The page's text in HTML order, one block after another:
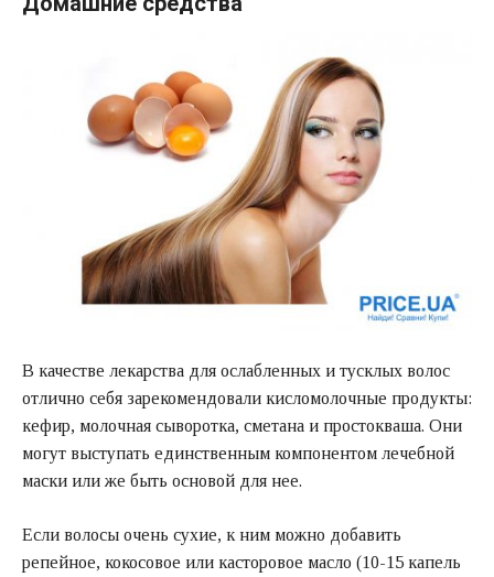
В качестве лекарства для ослабленных и тусклых волос
отлично себя зарекомендовали кисломолочные продукты:
кефир, молочная сыворотка, сметана и простокваша. Они
могут выступать единственным компонентом лечебной
маски или же быть основой для нее.
Если волосы очень сухие, к ним можно добавить
репейное, кокосовое или касторовое масло (10-15 капель